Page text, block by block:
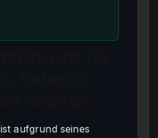
ist aufgrund seines